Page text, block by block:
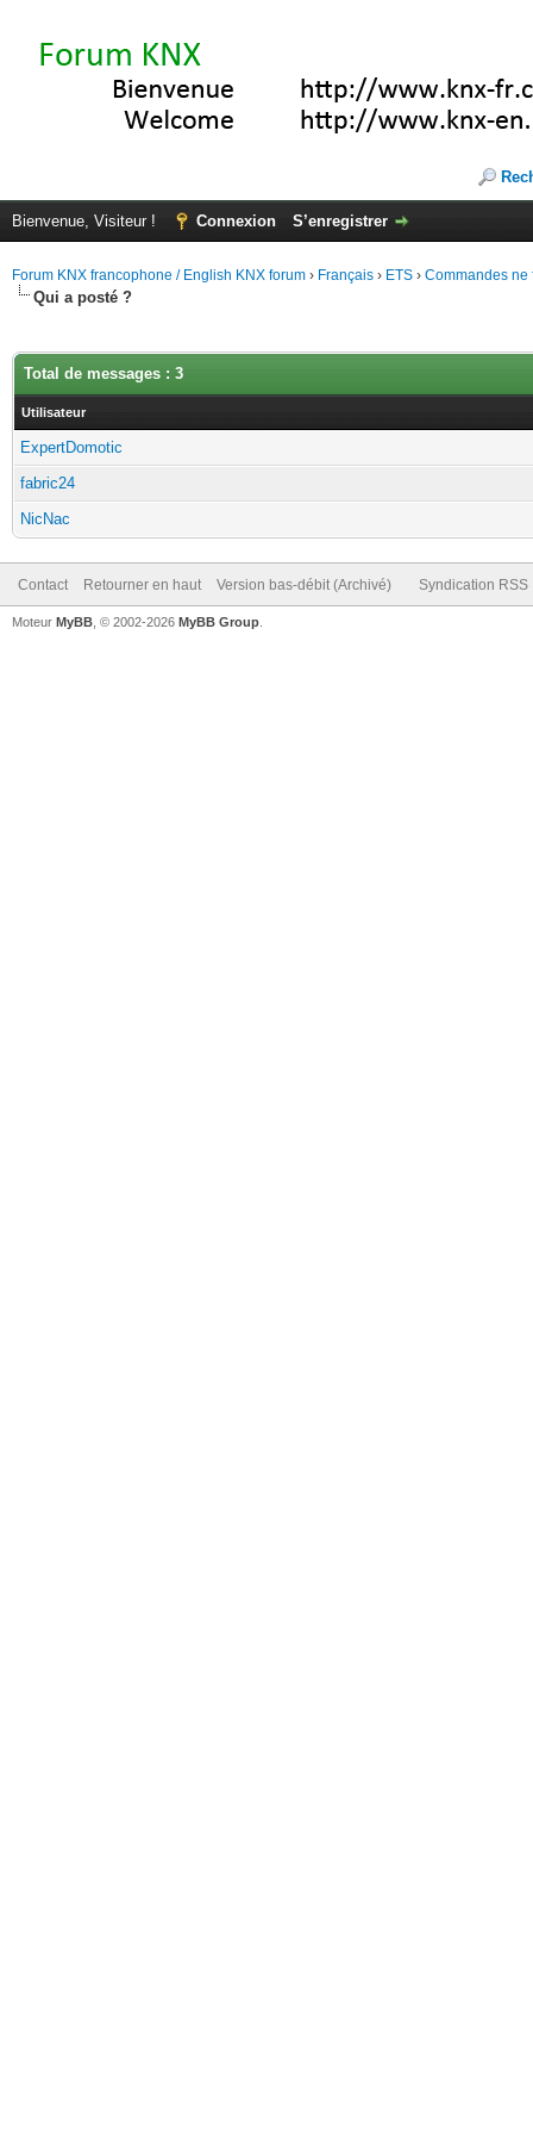
Bienvenue, Visiteur ! Connexion S’enregistrer
Forum KNX francophone / English KNX forum › Français › ETS › Commandes ne
Qui a posté ?
Total de messages : 3
Utilisateur
ExpertDomotic
fabric24
NicNac
Contact Retourner en haut Version bas-débit (Archivé) Syndication RSS
Moteur MyBB , © 2002-2026 MyBB Group